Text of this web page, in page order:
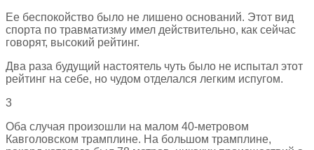
Ее беспокойство было не лишено оснований. Этот вид
спорта по травматизму имел действительно, как сейчас
говорят, высокий рейтинг.
Два раза будущий настоятель чуть было не испытал этот
рейтинг на себе, но чудом отделался легким испугом.
3
Оба случая произошли на малом 40-метровом
Кавголовском трамплине. На большом трамплине,